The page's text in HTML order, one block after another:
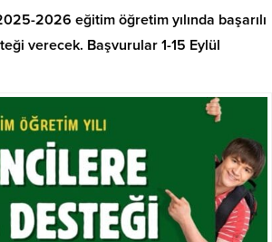
2026 eğitim öğretim yılında başarılı
verecek. Başvurular 1-15 Eylül